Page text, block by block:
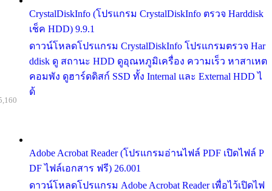
CrystalDiskInfo (โปรแกรม CrystalDiskInfo ตรวจ Harddisk
เช็ค HDD) 9.9.1
ดาวน์โหลดโปรแกรม CrystalDiskInfo โปรแกรมตรวจ Har
ddisk ดู สถานะ HDD ดูอุณหภูมิเครื่อง ความเร็ว หาสาเหต
คอมพัง ดูฮาร์ดดิสก์ SSD ทั้ง Internal และ External HDD ไ
ด้
Adobe Acrobat Reader (โปรแกรมอ่านไฟล์ PDF เปิดไฟล์ P
DF ไฟล์เอกสาร ฟรี) 26.001
ดาวน์โหลดโปรแกรม Adobe Acrobat Reader เพื่อไว้เปิดไฟ